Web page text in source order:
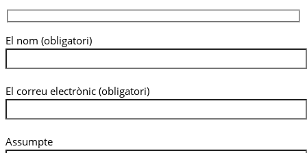
El nom (obligatori)
El correu electrònic (obligatori)
Assumpte